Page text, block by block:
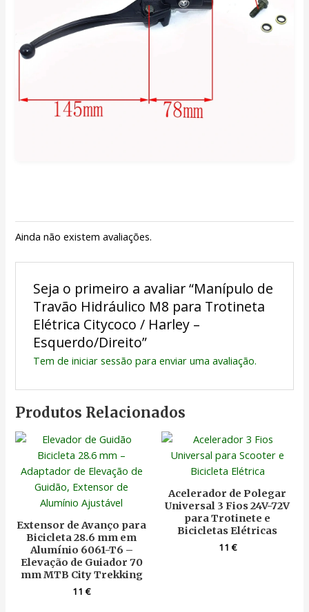
Ainda não existem avaliações.
Seja o primeiro a avaliar “Manípulo de
Travão Hidráulico M8 para Trotineta
Elétrica Citycoco / Harley –
Esquerdo/Direito”
Tem de iniciar sessão para enviar uma avaliação.
Produtos Relacionados
Extensor de Avanço para
Bicicleta 28.6 mm em
Alumínio 6061-T6 –
Elevação de Guiador 70
mm MTB City Trekking
11€
Acelerador de Polegar
Universal 3 Fios 24V-72V
para Trotinete e
Bicicletas Elétricas
11€